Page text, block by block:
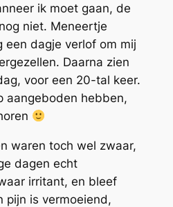
ik moet gaan, de
niet. Meneertje
een dagje verlof om mij
Daarna zien
voor een 20-tal keer.
aangeboden hebben,
waren toch wel zwaar,
dagen echt
irritant, en bleef
pijn is vermoeiend,